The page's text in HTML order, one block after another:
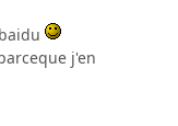
j'en